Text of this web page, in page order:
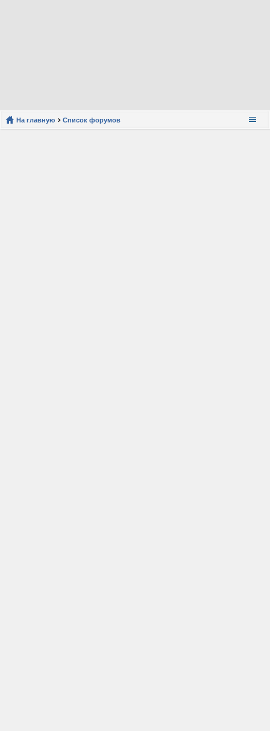
На главную Список форумов